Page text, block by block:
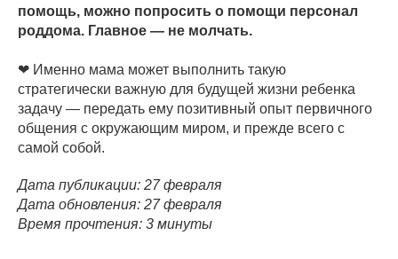
помощь, можно попросить о помощи персонал
роддома. Главное — не молчать.
❤ Именно мама может выполнить такую
стратегически важную для будущей жизни ребенка
задачу — передать ему позитивный опыт первичного
общения с окружающим миром, и прежде всего с
самой собой.
Дата публикации: 27 февраля
Дата обновления: 27 февраля
Время прочтения: 3 минуты